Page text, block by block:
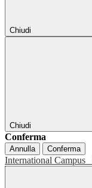
Chiudi
Chiudi
Conferma
Annulla Conferma
International Campus